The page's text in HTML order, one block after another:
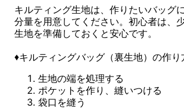
キルティング生地は、作りたいバッグ
分量を用意してください。初心者は、
生地を準備しておくと安心です。
♦キルティングバッグ（裏生地）の作り
生地の端を処理する
ポケットを作り、縫いつける
袋口を縫う